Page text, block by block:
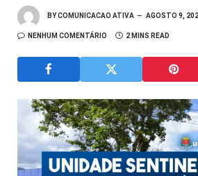
BYCOMUNICACAO ATIVA AGOSTO 9,
NENHUM COMENTÁRIO 2 MINS READ